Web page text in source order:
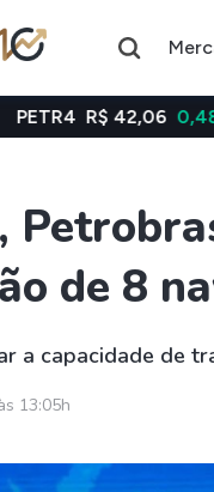
Índice
Selic
RECR11
42,06 0,48%
de 8
a capacidade de
13:05h